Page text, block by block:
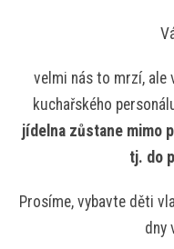
velmi nás to mrzí, ale
kuchařského
jídelna zůstane mimo
tj. do
Prosíme, vybavte děti
dny